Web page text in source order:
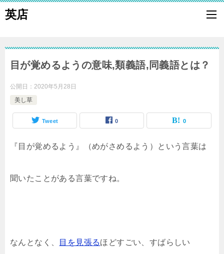
英店
目が覚めるようの意味,類義語,同義語とは？
公開日： 2020年5月28日
美し草
Tweet 0 0
『目が覚めるよう』（めがさめるよう）という言葉は
聞いたことがある言葉ですね。
なんとなく、 目を見張るほどすごい、すばらしい